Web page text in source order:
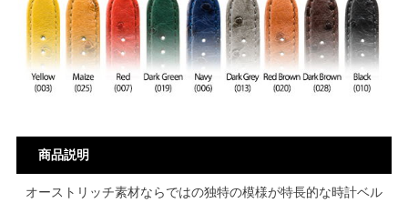
商品説明
オーストリッチ素材ならではの独特の模様が特長的な時計ベル